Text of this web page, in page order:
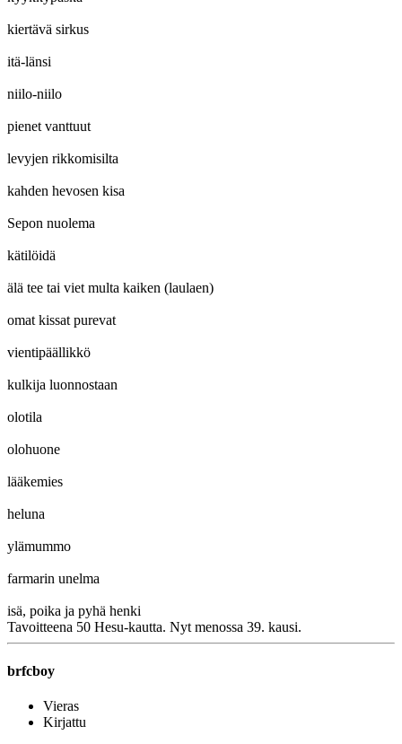
kiertävä sirkus
itä-länsi
niilo-niilo
pienet vanttuut
levyjen rikkomisilta
kahden hevosen kisa
Sepon nuolema
kätilöidä
älä tee tai viet multa kaiken (laulaen)
omat kissat purevat
vientipäällikkö
kulkija luonnostaan
olotila
olohuone
lääkemies
heluna
ylämummo
farmarin unelma
isä, poika ja pyhä henki
Tavoitteena 50 Hesu-kautta. Nyt menossa 39. kausi.
brfcboy
Vieras
Kirjattu